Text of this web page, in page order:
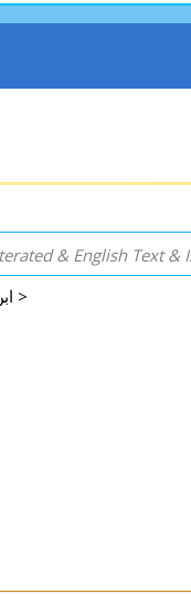
Classical: Ibn Arabi (Sufi) ابن عربي >